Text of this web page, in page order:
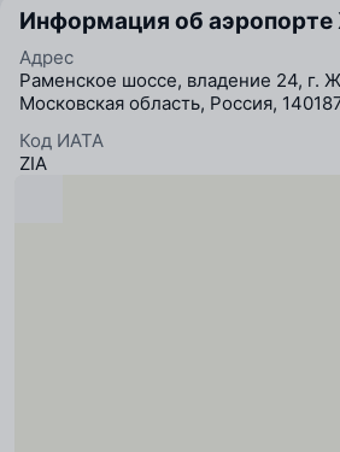
Информация об
Адрес
Раменское шоссе, владение 24, г.
Московская область, Россия,
Код ИАТА
ZIA